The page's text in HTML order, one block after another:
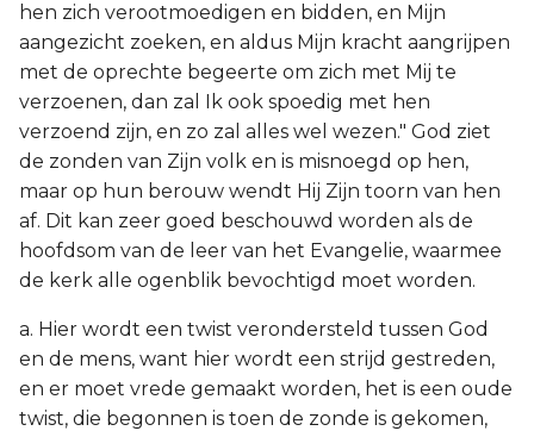
hen zich verootmoedigen en bidden, en Mijn
aangezicht zoeken, en aldus Mijn kracht aangrijpen
met de oprechte begeerte om zich met Mij te
verzoenen, dan zal Ik ook spoedig met hen
verzoend zijn, en zo zal alles wel wezen." God ziet
de zonden van Zijn volk en is misnoegd op hen,
maar op hun berouw wendt Hij Zijn toorn van hen
af. Dit kan zeer goed beschouwd worden als de
hoofdsom van de leer van het Evangelie, waarmee
de kerk alle ogenblik bevochtigd moet worden.
a. Hier wordt een twist verondersteld tussen God
en de mens, want hier wordt een strijd gestreden,
en er moet vrede gemaakt worden, het is een oude
twist, die begonnen is toen de zonde is gekomen,